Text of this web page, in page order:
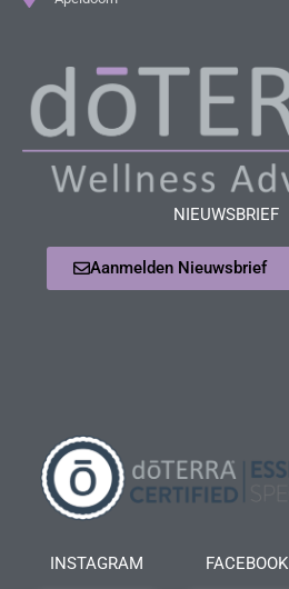
NIEUWSBRIEF
Aanmelden Nieuwsbrief
INSTAGRAM FACEBOOK